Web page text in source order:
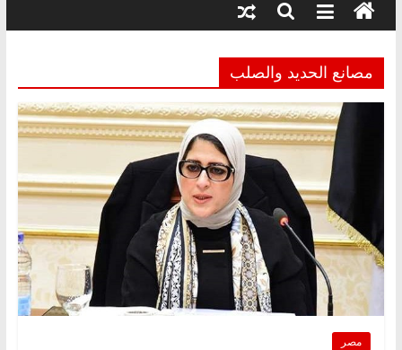
قرينة البراءة وضمانات المحاكمة العادلة
هي
مصانع الحديد والصلب
مصر